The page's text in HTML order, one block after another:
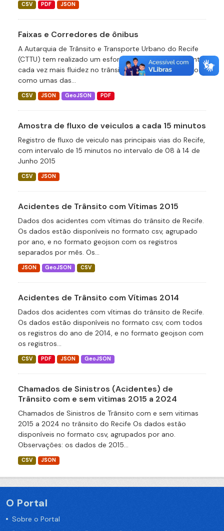
CSV PDF JSON
Faixas e Corredores de ônibus
A Autarquia de Trânsito e Transporte Urbano do Recife
(CTTU) tem realizado um esforço contínuo para garantir
cada vez mais fluidez no trânsito da cidade, adotando
como umas das...
CSV JSON GeoJSON PDF
Amostra de fluxo de veiculos a cada 15 minutos
Registro de fluxo de veiculo nas principais vias do Recife,
com intervalo de 15 minutos no intervalo de 08 à 14 de
Junho 2015
CSV JSON
Acidentes de Trânsito com Vítimas 2015
Dados dos acidentes com vítimas do trânsito de Recife.
Os dados estão disponíveis no formato csv, agrupado
por ano, e no formato geojson com os registros
separados por mês. Os...
JSON GeoJSON CSV
Acidentes de Trânsito com Vítimas 2014
Dados dos acidentes com vítimas do trânsito de Recife.
Os dados estão disponíveis no formato csv, com todos
os registros do ano de 2014, e no formato geojson com
os registros...
CSV PDF JSON GeoJSON
Chamados de Sinistros (Acidentes) de
Trânsito com e sem vitimas 2015 a 2024
Chamados de Sinistros de Trânsito com e sem vitimas
2015 a 2024 no trânsito do Recife Os dados estão
disponíveis no formato csv, agrupados por ano.
Observações: os dados de 2015...
CSV JSON
O Portal
Sobre o Portal